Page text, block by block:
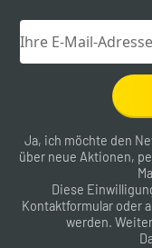
Ja, ich möchte den
über neue Aktionen,
Diese
Kontaktformular oder
werden.